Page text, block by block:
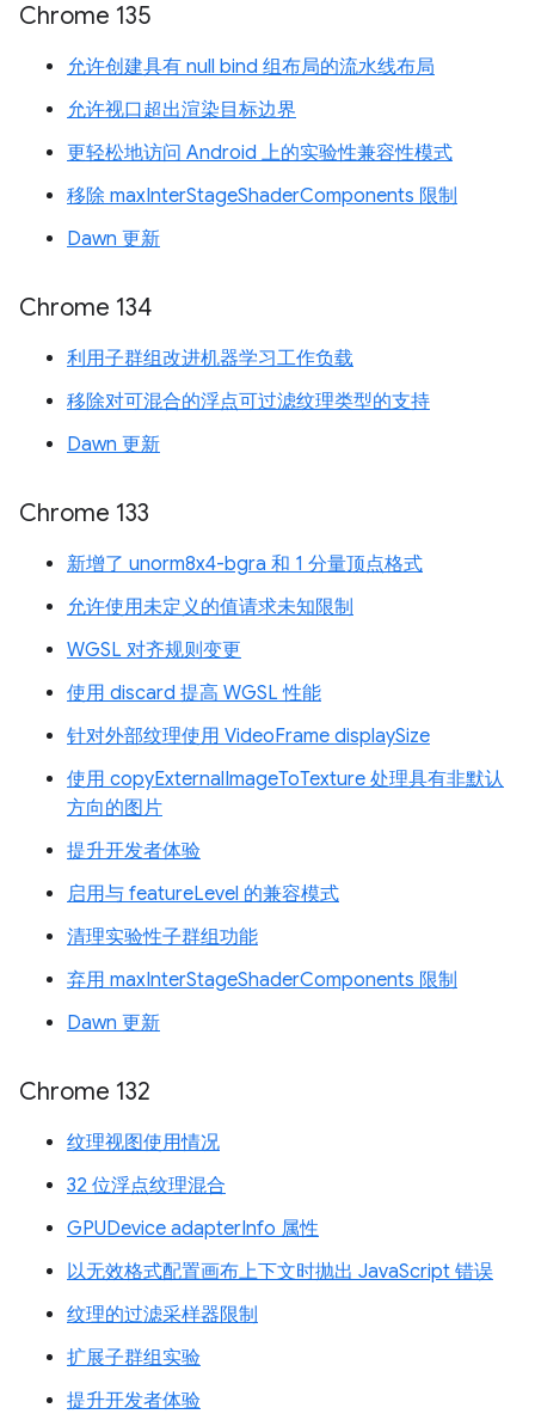
Chrome 135
允许创建具有 null bind 组布局的流水线布局
允许视口超出渲染目标边界
更轻松地访问 Android 上的实验性兼容性模式
移除 maxInterStageShaderComponents 限制
Dawn 更新
Chrome 134
利用子群组改进机器学习工作负载
移除对可混合的浮点可过滤纹理类型的支持
Dawn 更新
Chrome 133
新增了 unorm8x4-bgra 和 1 分量顶点格式
允许使用未定义的值请求未知限制
WGSL 对齐规则变更
使用 discard 提高 WGSL 性能
针对外部纹理使用 VideoFrame displaySize
使用 copyExternalImageToTexture 处理具有非默认
方向的图片
提升开发者体验
启用与 featureLevel 的兼容模式
清理实验性子群组功能
弃用 maxInterStageShaderComponents 限制
Dawn 更新
Chrome 132
纹理视图使用情况
32 位浮点纹理混合
GPUDevice adapterInfo 属性
以无效格式配置画布上下文时抛出 JavaScript 错误
纹理的过滤采样器限制
扩展子群组实验
提升开发者体验